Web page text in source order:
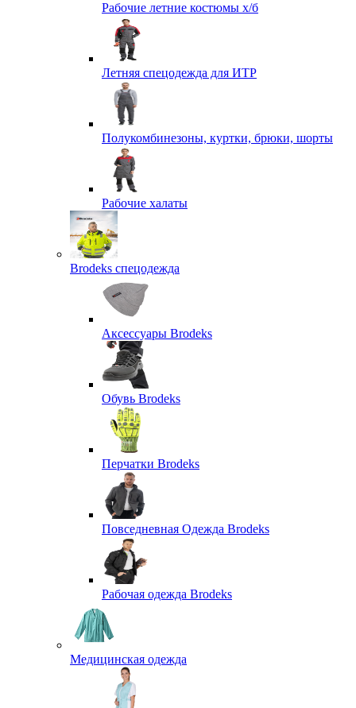
Рабочие летние костюмы х/б
Летняя спецодежда для ИТР
Полукомбинезоны, куртки, брюки, шорты
Рабочие халаты
Brodeks спецодежда
Аксессуары Brodeks
Обувь Brodeks
Перчатки Brodeks
Повседневная Одежда Brodeks
Рабочая одежда Brodeks
Медицинская одежда